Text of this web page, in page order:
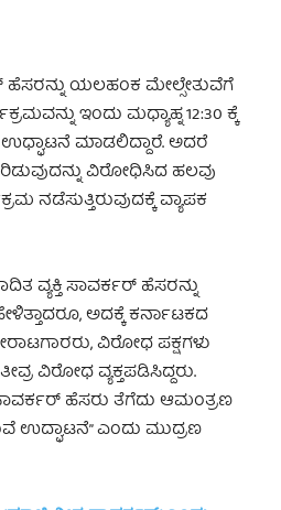
ಹೆಸರನ್ನು ಯಲಹಂಕ ಮೇಲ್ಸೇತುವೆಗೆ
ಇಂದು ಮಧ್ಯಾಹ್ನ 12:30 ಕ್ಕೆ
ಮಾಡಲಿದ್ದಾರೆ. ಅದರೆ
ವಿರೋಧಿಸಿದ ಹಲವು
ನಡೆಸುತ್ತಿರುವುದಕ್ಕೆ ವ್ಯಾಪಕ
ವ್ಯಕ್ತಿ ಸಾವರ್ಕರ್ ಹೆಸರನ್ನು
ಅದಕ್ಕೆ ಕರ್ನಾಟಕದ
ವಿರೋಧ ಪಕ್ಷಗಳು
ವಿರೋಧ ವ್ಯಕ್ತಪಡಿಸಿದ್ದರು.
ಹೆಸರು ತೆಗೆದು ಆಮಂತ್ರಣ
ಉದ್ಘಾಟನೆ” ಎಂದು ಮುದ್ರಣ